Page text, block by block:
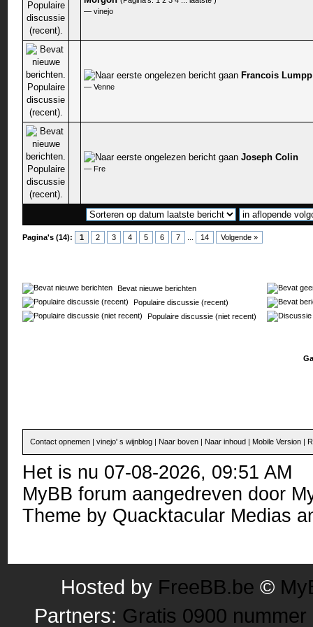
—vinejo
Francois Lumpp
—Venne
0 stem - 0 van 5 gemiddeld
Joseph Colin
— Fre
0 stem - 0 van 5 gemiddeld
Pagina's (14): 1 2 3 4 5 6 7 14 Volgende »
Bevat nieuwe berichten
Populaire discussie (recent)
Populaire discussie (niet recent)
Contact opnemen |vinejo' s wijnblog | Naar boven | Naar inhoud | Mobile Version |
Het is nu 07-08-2026, 09:51 AM
MyBB forum aangedreven door
Theme by Quacktacular Medias
Hosted by FreeBB.be ©
Partners: Gratis 0900 nummer